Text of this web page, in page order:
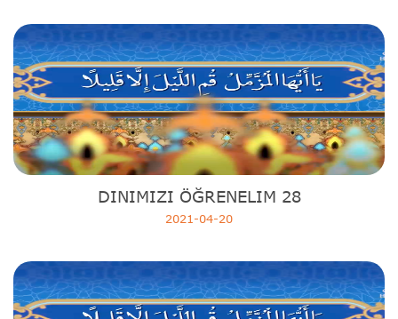
DINIMIZI ÖĞRENELIM 28
2021-04-20